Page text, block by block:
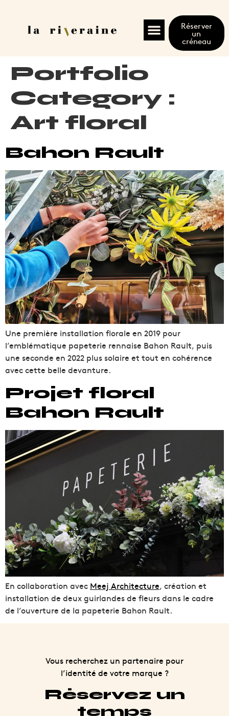
Réserver
un
créneau
Portfolio
Category :
Art floral
Bahon Rault
Une première installation florale en 2019 pour
l’emblématique papeterie rennaise Bahon Rault, puis
une seconde en 2022 plus solaire et tout en cohérence
avec cette belle devanture.
Projet floral
Bahon Rault
En collaboration avec Meej Architecture, création et
installation de deux guirlandes de fleurs dans le cadre
de l’ouverture de la papeterie Bahon Rault.
Vous recherchez un partenaire pour
l’identité de votre marque ?
Réservez un
temps